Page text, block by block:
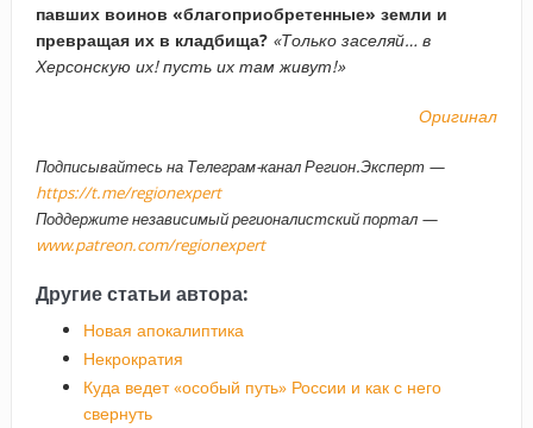
павших воинов «благоприобретенные» земли и
превращая их в кладбища? «Только заселяй… в
Херсонскую их! пусть их там живут!»
Оригинал
Подписывайтесь на Телеграм-канал Регион.Эксперт —
https://t.me/regionexpert
Поддержите независимый регионалистский портал —
www.patreon.com/regionexpert
Другие статьи автора:
Новая апокалиптика
Некрократия
Куда ведет «особый путь» России и как с него
свернуть